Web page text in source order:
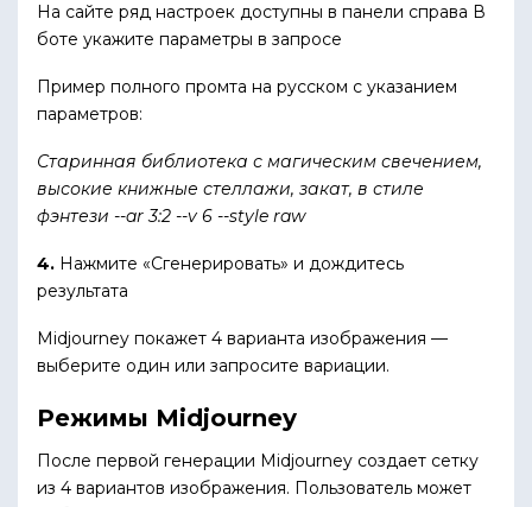
На сайте ряд настроек доступны в панели справа В
боте укажите параметры в запросе
Пример полного промта на русском с указанием
параметров:
Старинная библиотека с магическим свечением,
высокие книжные стеллажи, закат, в стиле
фэнтези --ar 3:2 --v 6 --style raw
4. Нажмите «Сгенерировать» и дождитесь
результата
Midjourney покажет 4 варианта изображения —
выберите один или запросите вариации.
Режимы Midjourney
После первой генерации Midjourney создает сетку
из 4 вариантов изображения. Пользователь может